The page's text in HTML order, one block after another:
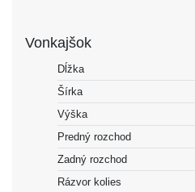
Vonkajšok
Dĺžka
Šírka
Výška
Predný rozchod
Zadný rozchod
Rázvor kolies